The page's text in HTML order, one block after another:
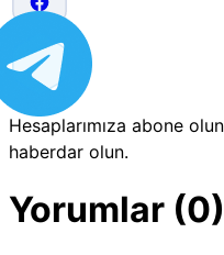
Hesaplarımıza abone
haberdar olun.
Yorumlar (0)